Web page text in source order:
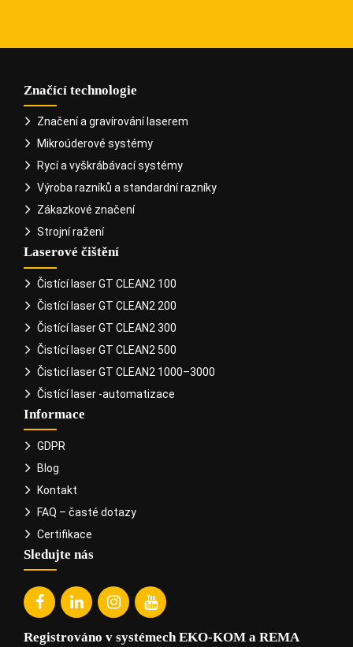
Značící technologie
Značení a gravírování laserem
Mikroúderové systémy
Rycí a vyškrábávací systémy
Výroba razníků a standardní razníky
Zákazkové značení
Strojní ražení
Laserové čištění
Čistící laser GT CLEAN2 100
Čistící laser GT CLEAN2 200
Čistící laser GT CLEAN2 300
Čistící laser GT CLEAN2 500
Čisticí laser GT CLEAN2 1000–3000
Čistící laser -automatizace
Informace
GDPR
Blog
Kontakt
FAQ – časté dotazy
Certifikace
Sledujte nás
Registrováno v systémech EKO-KOM a REMA